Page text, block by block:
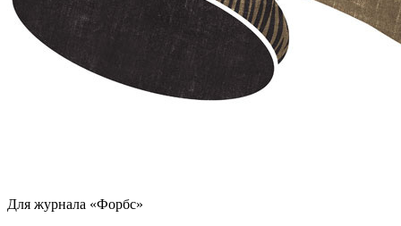
Для журнала «Форбс»